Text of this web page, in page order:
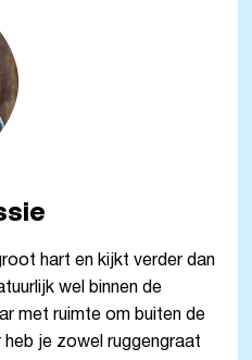
hart en kijkt verder dan
wel binnen de
met ruimte om buiten de
heb je zowel ruggengraat